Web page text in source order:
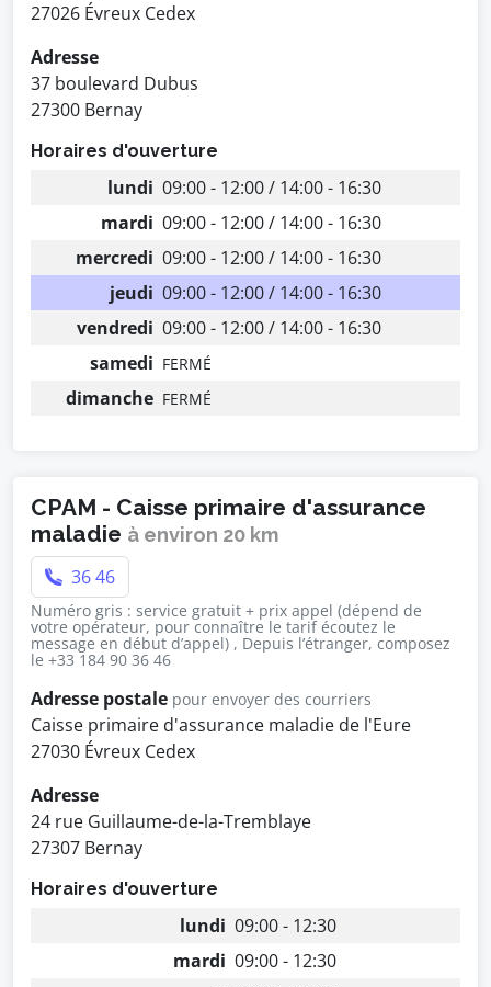
27026 Évreux Cedex
Adresse
37 boulevard Dubus
27300 Bernay
Horaires d'ouverture
lundi 09:00 - 12:00 / 14:00 - 16:30
mardi 09:00 - 12:00 / 14:00 - 16:30
mercredi 09:00 - 12:00 / 14:00 - 16:30
jeudi 09:00 - 12:00 / 14:00 - 16:30
vendredi 09:00 - 12:00 / 14:00 - 16:30
samedi FERMÉ
dimanche FERMÉ
CPAM - Caisse primaire d'assurance
maladie à environ 20 km
36 46
Numéro gris : service gratuit + prix appel (dépend de
votre opérateur, pour connaître le tarif écoutez le
message en début d’appel) , Depuis l’étranger, composez
le +33 184 90 36 46
Adresse postale pour envoyer des courriers
Caisse primaire d'assurance maladie de l'Eure
27030 Évreux Cedex
Adresse
24 rue Guillaume-de-la-Tremblaye
27307 Bernay
Horaires d'ouverture
lundi 09:00 - 12:30
mardi 09:00 - 12:30